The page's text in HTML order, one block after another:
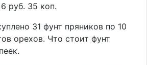
руб. 35 коп.
31 фунт пряников по 10
орехов. Что стоит фунт